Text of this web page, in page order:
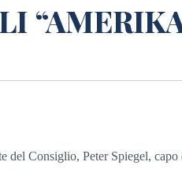
del Consiglio, Peter Spiegel,